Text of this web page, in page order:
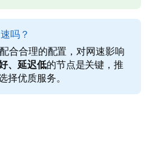
吗？
合合理的配置，对网速影响
、延迟低的节点是关键，推
择优质服务。